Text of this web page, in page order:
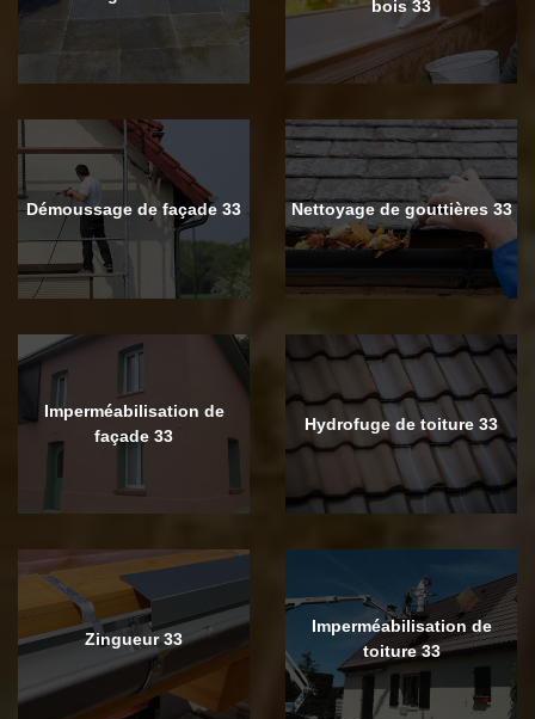
bois 33
Démoussage de façade 33 Nettoyage de gouttières 33
Imperméabilisation de
façade 33
Hydrofuge de toiture 33
Zingueur 33
Imperméabilisation de
toiture 33